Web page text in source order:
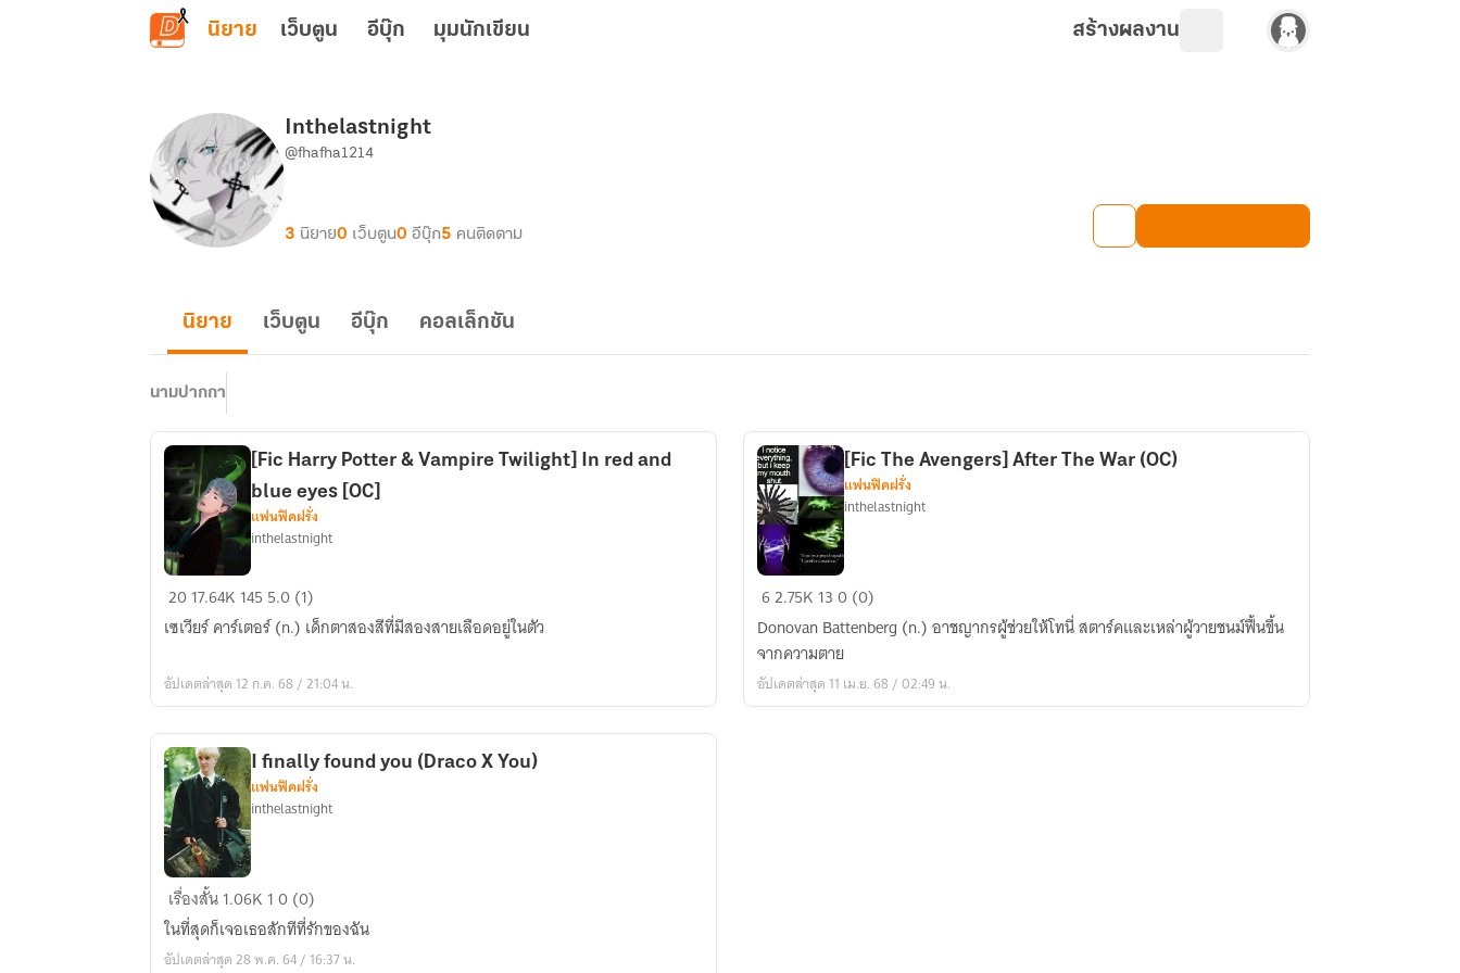
ข้ามไปยังเนื้อหาหลัก
นิยาย เว็บตูน อีบุ๊ก มุมนักเขียน สร้างผลงาน
Inthelastnight
@fhafha1214
3 นิยาย0 เว็บตูน0 อีบุ๊ก5 คนติดตาม
นิยาย เว็บตูน อีบุ๊ก คอลเล็กชัน
นามปากกา
[Fic​
Harry​
Potter
Vampire
In​​
red​
and​
blue​
eyes​
[OC]
[Fic​ Harry​ Potter & Vampire Twilight]​ In​​ red​ and​
blue​ eyes​ [OC]
แฟนฟิคฝรั่ง
inthelastnight
2017.64K 145 5.0 (1)
เซเวียร์ คาร์เตอร์ (n.) เด็กตาสองสีที่มีสองสายเลือดอยู่ในตัว
อัปเดตล่าสุด 12 ก.ค. 68 / 21:04 น.
[Fic​
Avengers​
After​
[Fic​ The​ Avengers​]​ After​ The​ War​ (OC)
แฟนฟิคฝรั่ง
inthelastnight
62.75K 130 (0)
Donovan Battenberg (n.)​ อาชญากรผู้ช่วยให้โทนี่​ สตาร์​คและเหล่าผู้วายชนม์​ฟื้นขึ้น
จากความตาย
อัปเดตล่าสุด 11 เม.ย. 68 / 02:49 น.
finally
found
I finally found you (Draco X You)
แฟนฟิคฝรั่ง
inthelastnight
เรื่องสั้น1.06K 10 (0)
ในที่สุดก็เจอเธอสักทีที่รักของฉัน
อัปเดตล่าสุด 28 พ.ค. 64 / 16:37 น.